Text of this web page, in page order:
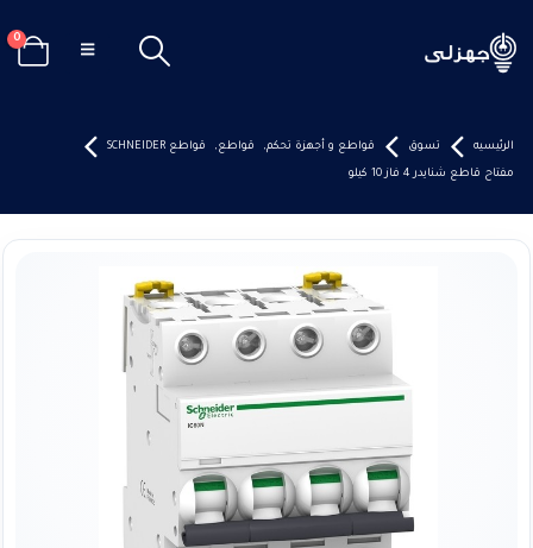
0
الرئيسيه تسوق قواطع و أجهزة تحكم, قواطع, قواطع SCHNEIDER
مفتاح قاطع شنايدر 4 فاز 10 كيلو